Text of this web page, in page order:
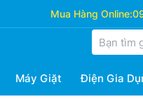
Mua Hàng Online:
Máy Giặt Điện Gia